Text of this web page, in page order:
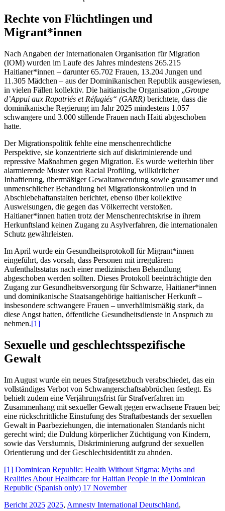
Rechte von Flüchtlingen und
Migrant*innen
Nach Angaben der Internationalen Organisation für Migration
(IOM) wurden im Laufe des Jahres mindestens 265.215
Haitianer*innen – darunter 65.702 Frauen, 13.204 Jungen und
11.305 Mädchen – aus der Dominikanischen Republik ausgewiesen,
in vielen Fällen kollektiv. Die haitianische Organisation „Groupe
d’Appui aux Rapatriés et Réfugiés“ (GARR) berichtete, dass die
dominikanische Regierung im Jahr 2025 mindestens 1.057
schwangere und 3.000 stillende Frauen nach Haiti abgeschoben
hatte.
Der Migrationspolitik fehlte eine menschenrechtliche
Perspektive, sie konzentrierte sich auf diskriminierende und
repressive Maßnahmen gegen Migration. Es wurde weiterhin über
alarmierende Muster von Racial Profiling, willkürlicher
Inhaftierung, übermäßiger Gewaltanwendung sowie grausamer und
unmenschlicher Behandlung bei Migrationskontrollen und in
Abschiebehaftanstalten berichtet, ebenso über kollektive
Ausweisungen, die gegen das Völkerrecht verstoßen.
Haitianer*innen hatten trotz der Menschenrechtskrise in ihrem
Herkunftsland keinen Zugang zu Asylverfahren, die internationalen
Schutz gewährleisten.
Im April wurde ein Gesundheitsprotokoll für Migrant*innen
eingeführt, das vorsah, dass Personen mit irregulärem
Aufenthaltsstatus nach einer medizinischen Behandlung
abgeschoben werden sollten. Dieses Protokoll beeinträchtigte den
Zugang zur Gesundheitsversorgung für Schwarze, Haitianer*innen
und dominikanische Staatsangehörige haitianischer Herkunft –
insbesondere schwangere Frauen – unverhältnismäßig stark, da
diese Angst hatten, öffentliche Gesundheitsdienste in Anspruch zu
nehmen.[1]
Sexuelle und geschlechtsspezifische
Gewalt
Im August wurde ein neues Strafgesetzbuch verabschiedet, das ein
vollständiges Verbot von Schwangerschaftsabbrüchen festlegt. Es
behielt zudem eine Verjährungsfrist für Strafverfahren im
Zusammenhang mit sexueller Gewalt gegen erwachsene Frauen bei;
eine rückschrittliche Einstufung des Straftatbestands der sexuellen
Gewalt in Paarbeziehungen, die internationalen Standards nicht
gerecht wird; die Duldung körperlicher Züchtigung von Kindern,
sowie das Versäumnis, Diskriminierung aufgrund der sexuellen
Orientierung und der Geschlechtsidentität zu ahnden.
[1] Dominican Republic: Health Without Stigma: Myths and
Realities About Healthcare for Haitian People in the Dominican
Republic (Spanish only) 17 November
Bericht 2025 2025, Amnesty International Deutschland,